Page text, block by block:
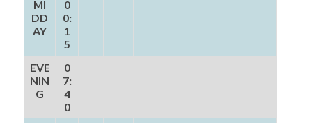
MI
DD
AY
0
0:
1
5
EVE
NIN
G
0
7:
4
0